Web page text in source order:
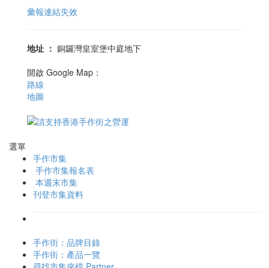
彙報連結失效
地址 ： 銅鑼灣皇室堡中庭地下
開啟 Google Map：
路線
地圖
選單
手作市集
手作市集報名表
本週末市集
刊登市集資料
手作街：品牌目錄
手作街：產品一覽